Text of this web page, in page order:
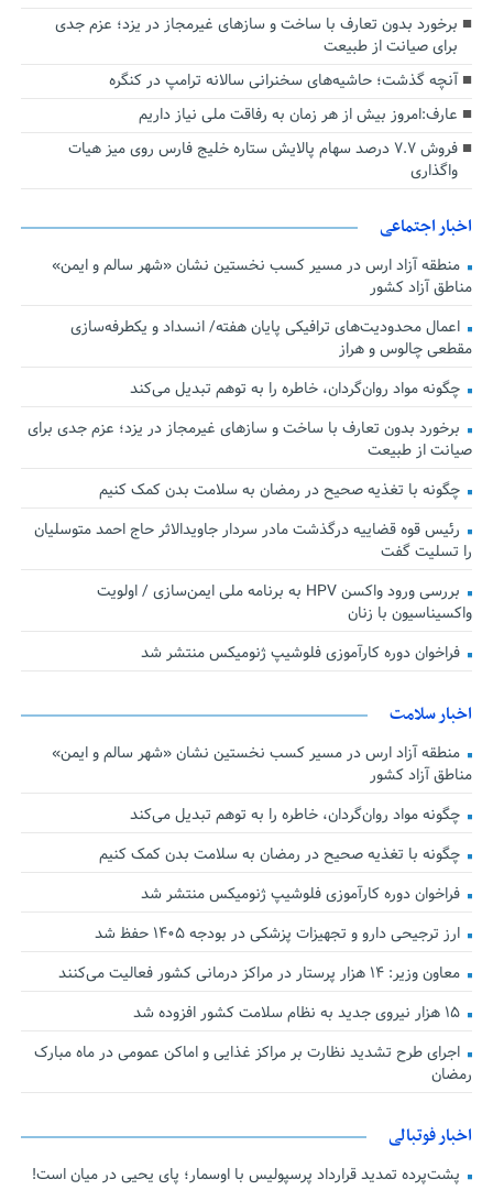
برخورد بدون تعارف با ساخت‌ و سازهای غیرمجاز در یزد؛ عزم جدی
برای صیانت از طبیعت
آنچه گذشت؛ حاشیه‌های سخنرانی سالانه ترامپ در کنگره
عارف:امروز بیش از هر زمان به رفاقت ملی نیاز داریم
فروش ۷.۷ درصد سهام پالایش ستاره خلیج فارس روی میز هیات
واگذاری
اخبار اجتماعی
منطقه آزاد ارس در مسیر کسب نخستین نشان «شهر سالم و ایمن»
مناطق آزاد کشور
اعمال محدودیت‌های ترافیکی پایان هفته/ انسداد و یکطرفه‌سازی
مقطعی چالوس و هراز
چگونه مواد روان‌گردان، خاطره را به توهم تبدیل می‌کند
برخورد بدون تعارف با ساخت‌ و سازهای غیرمجاز در یزد؛ عزم جدی برای
صیانت از طبیعت
چگونه با تغذیه صحیح در رمضان به سلامت بدن کمک کنیم
رئیس قوه قضاییه درگذشت مادر سردار جاویدالاثر حاج احمد متوسلیان
را تسلیت گفت
بررسی ورود واکسن HPV به برنامه ملی ایمن‌سازی / اولویت
واکسیناسیون با زنان
فراخوان دوره کارآموزی فلوشیپ ژنومیکس منتشر شد
اخبار سلامت
منطقه آزاد ارس در مسیر کسب نخستین نشان «شهر سالم و ایمن»
مناطق آزاد کشور
چگونه مواد روان‌گردان، خاطره را به توهم تبدیل می‌کند
چگونه با تغذیه صحیح در رمضان به سلامت بدن کمک کنیم
فراخوان دوره کارآموزی فلوشیپ ژنومیکس منتشر شد
ارز ترجیحی دارو و تجهیزات پزشکی در بودجه ۱۴۰۵ حفظ شد
معاون وزیر: ۱۴ هزار پرستار در مراکز درمانی کشور فعالیت می‌کنند
۱۵ هزار نیروی جدید به نظام سلامت کشور افزوده شد
اجرای طرح تشدید نظارت بر مراکز غذایی و اماکن عمومی در ماه مبارک
رمضان
اخبار فوتبالی
پشت‌پرده تمدید قرارداد پرسپولیس با اوسمار؛ پای یحیی در میان است!